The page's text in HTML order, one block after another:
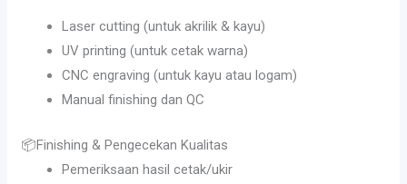
Laser cutting (untuk akrilik & kayu)
UV printing (untuk cetak warna)
CNC engraving (untuk kayu atau logam)
Manual finishing dan QC
📦Finishing & Pengecekan Kualitas
Pemeriksaan hasil cetak/ukir